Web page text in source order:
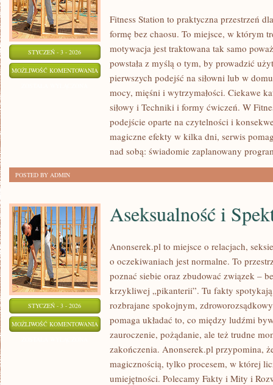
STYCZEŃ - 3 - 2026
MOŻLIWOŚĆ KOMENTOWANIA PORÓWNANIA
RÓŻNYCH
Fitness Station to praktyczna przestrzeń
formę bez chaosu. To miejsce, w którym
motywacja jest traktowana tak samo
powstała z myślą o tym, by prowadzić
pierwszych podejść na siłowni lub w
mocy, mięśni i wytrzymałości. Ciekawe
siłowy i Techniki i formy ćwiczeń. W
podejście oparte na czytelności i
magiczne efekty w kilka dni, serwis
nad sobą: świadomie zaplanowany
POSTED BY ADMIN
STYCZEŃ - 3 - 2026
MOŻLIWOŚĆ KOMENTOWANIA ASEKSUALNOŚĆ
SPEKTRUM
ORIENTACJI
Aseksualność i
Anonserek.pl to miejsce o relacjach,
o oczekiwaniach jest normalne. To
poznać siebie oraz zbudować związek –
krzykliwej „pikanterii”. Tu fakty
rozbrajane spokojnym,
pomaga układać to, co między ludźmi
zauroczenie, pożądanie, ale też trudne
zakończenia. Anonserek.pl przypomina,
magicznością, tylko procesem, w której
umiejętności. Polecamy Fakty i Mity i